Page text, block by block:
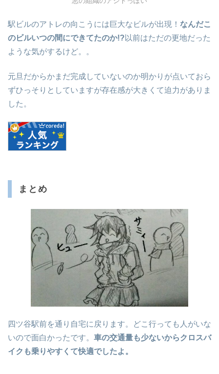
駅ビルのアトレの向こうには巨大なビルが出現！ なんだこ
のビルいつの間にできてたのか!? 以前はただの更地だった
ような気がするけど。。
元旦だからかまだ完成していないのか明かりが点いておら
ずひっそりとしていますが存在感が大きくて迫力がありま
した。
まとめ
四ツ谷駅前を通り自宅に戻ります。どこ行っても人がいな
いので面白かったです。 車の交通量も少ないからクロスバ
イクも乗りやすくて快適でしたよ。